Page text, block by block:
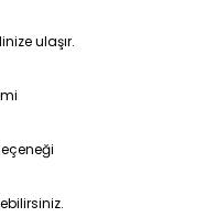
ulaşır.